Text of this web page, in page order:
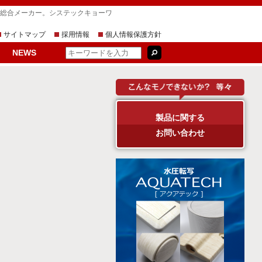
合メーカー。システックキョーワ
個人情報保護方針
採用情報
サイトマップ
NEWS
製品に関する
お問い合わせ